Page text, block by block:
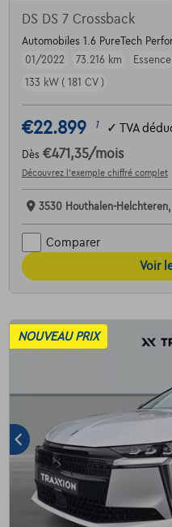
DS DS 7 Crossback
Automobiles 1.6 PureTech
01/2022
73.216 km Essence
133 kW ( 181 CV )
€22.899 1 ✓ TVA
Dès €471,35/mois
Découvrez l’exemple chiffré complet
3530 Houthalen-Helchteren,
Comparer
Voir
NOUVEAU PRIX